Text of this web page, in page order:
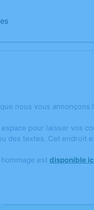
nous vous
pour laisser vos
des textes. Cet endroit
est disponible